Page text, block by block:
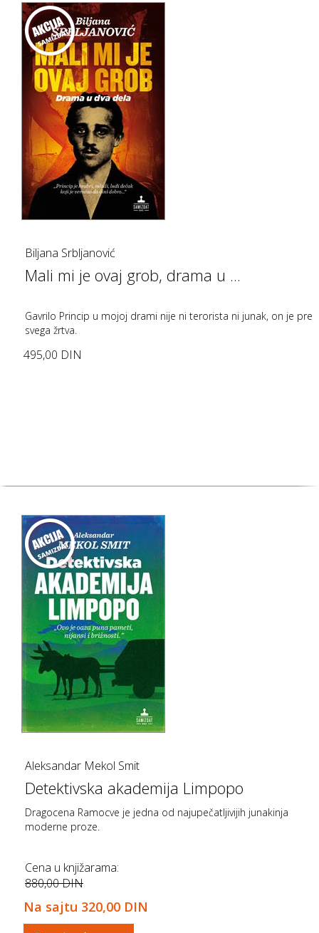
Biljana Srbljanović
Mali mi je ovaj grob, drama u ...
Gavrilo Princip u mojoj drami nije ni terorista ni junak, on je pre
svega žrtva.
495,00 DIN
Aleksandar Mekol Smit
Detektivska akademija Limpopo
Dragocena Ramocve je jedna od najupečatljivijih junakinja
moderne proze.
Cena u knjižarama:
880,00 DIN
Na sajtu 320,00 DIN